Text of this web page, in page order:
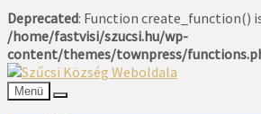
Deprecated: Function create_function()
/home/fastvisi/szucsi.hu/wp-
content/themes/townpress/
Menü